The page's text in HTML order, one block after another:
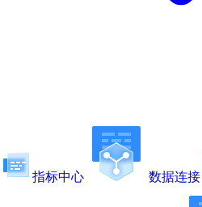
指标中心 数据连接